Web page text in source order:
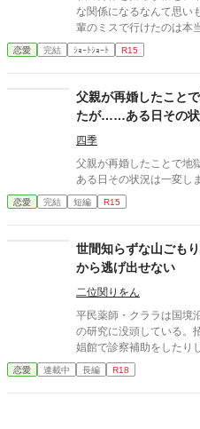
な関係になるなんて思いもしない。 今日は同期
輩のミスで行けたのは本当に最後。 飲み足りな
付き合ってくれた。 彼とは入社当時、部署は違ったが同じ仕事に
携わっていた。 きっとあ
のせいで、その一線は越
た私なら……。 ****** 2021/05/29 公開 ****** 表紙 いもこは妹
pixivID:11163077
恋愛 完結 ｼｮｰﾄｼｮｰﾄ R15
父親が再婚したこと
たが……ある日その状
四季
父親が再婚したことで
ある日その状況は一変し
恋愛 完結 短編 R15
世間知らずな山ごも
から逃げ出せない
二位関りをん
平民薬師・クララは国境
の研究に没頭している。
娼館で診察補助をしたり
ない。 ある日、山の中
団長・レイルドで女嫌い
恋愛 連載中 長編 R18